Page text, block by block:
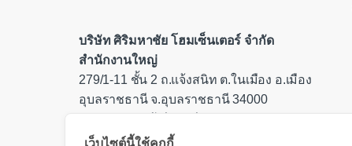
บริษัท ศิริมหาชัย โฮมเซ็นเตอร์ จำกัด
สำนักงานใหญ่
279/1-11 ชั้น 2 ถ.แจ้งสนิท ต.ในเมือง อ.เมือง
อุบลราชธานี จ.อุบลราชธานี 34000
เว็บไซต์นี้ใช้คุกกี้